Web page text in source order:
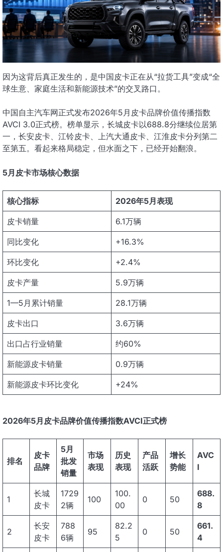
因为这背后真正发生的，是中国皮卡正在从“拉货工具”变成“全
球生意、家庭生活和新能源技术”的交叉路口。
中国自主汽车网正式发布2026年5月皮卡品牌价值传播指数
AVCI 3.0正式榜。榜单显示，长城皮卡以688.8分继续位居第
一，长安皮卡、江铃皮卡、上汽大通皮卡、江淮皮卡分列第二
至第五。看起来格局稳定，但水面之下，已经开始翻浪。
5月皮卡市场核心数据
核心指标 2026年5月表现
皮卡销量 6.1万辆
同比变化 +16.3%
环比变化 +2.4%
皮卡产量 5.9万辆
1—5月累计销量 28.1万辆
皮卡出口 3.6万辆
出口占行业销量 约60%
新能源皮卡销量 0.9万辆
新能源皮卡环比变化 +24%
2026年5月皮卡品牌价值传播指数AVCI正式榜
排名
皮卡
品牌
5月
批发
销量
市场
表现
历史
表现
产品
活跃
增长
势能
AVC
I
1
长城
皮卡
1729
2辆
100
100.
00
0 50
688.
8
2
长安
皮卡
788
6辆
95
82.2
5
0 50
661.
4